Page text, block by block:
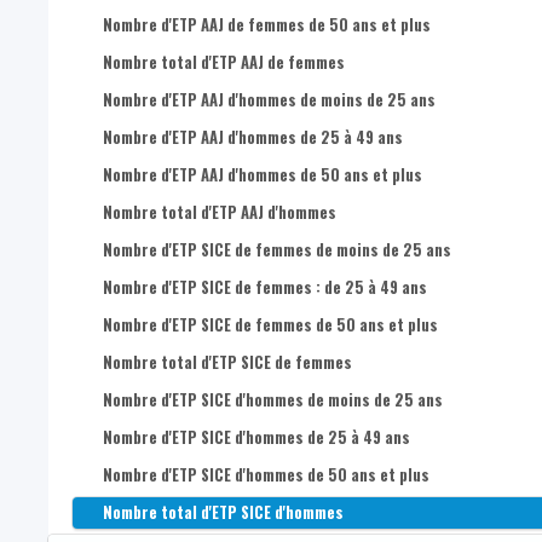
Nombre d'ETP AAJ de femmes de 50 ans et plus
Nombre total d'ETP AAJ de femmes
Nombre d'ETP AAJ d'hommes de moins de 25 ans
Nombre d'ETP AAJ d'hommes de 25 à 49 ans
Nombre d'ETP AAJ d'hommes de 50 ans et plus
Nombre total d'ETP AAJ d'hommes
Nombre d'ETP SICE de femmes de moins de 25 ans
Nombre d'ETP SICE de femmes : de 25 à 49 ans
Nombre d'ETP SICE de femmes de 50 ans et plus
Nombre total d'ETP SICE de femmes
Nombre d'ETP SICE d'hommes de moins de 25 ans
Nombre d'ETP SICE d'hommes de 25 à 49 ans
Nombre d'ETP SICE d'hommes de 50 ans et plus
Nombre total d'ETP SICE d'hommes